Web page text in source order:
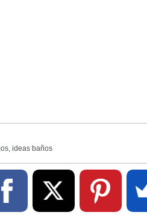
, ideas baños